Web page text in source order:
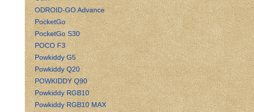
ODROID-GO Advance
PocketGo
PocketGo S30
POCO F3
Powkiddy G5
Powkiddy Q20
POWKIDDY Q90
Powkiddy RGB10
Powkiddy RGB10 MAX